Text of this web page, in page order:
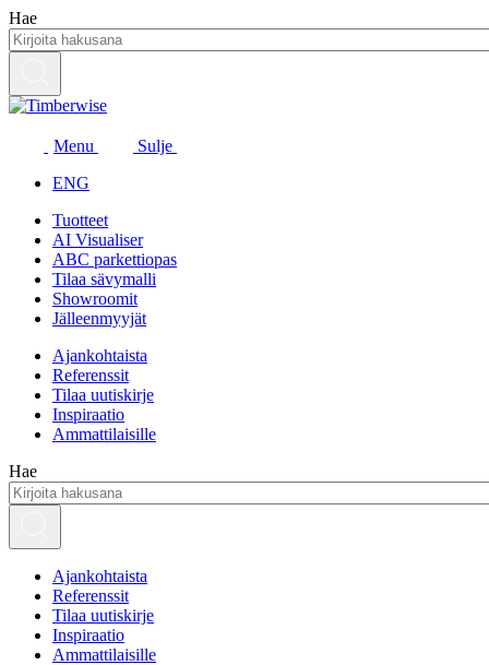
Siirry
sisältöön
Hae
Menu
Sulje
ENG
Tuotteet
AI Visualiser
ABC parkettiopas
Tilaa sävymalli
Showroomit
Jälleenmyyjät
Ajankohtaista
Referenssit
Tilaa uutiskirje
Inspiraatio
Ammattilaisille
Hae
Ajankohtaista
Referenssit
Tilaa uutiskirje
Inspiraatio
Ammattilaisille